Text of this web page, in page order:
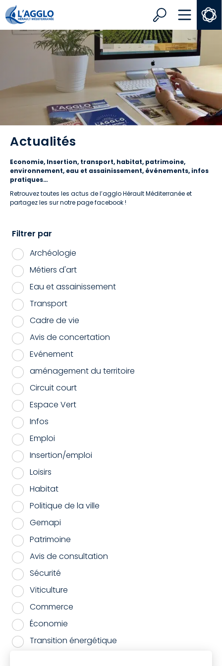
Search MENU
Actualités
Economie, Insertion, transport, habitat, patrimoine,
environnement, eau et assainissement, événements, infos
pratiques…
Retrouvez toutes les actus de l’agglo Hérault Méditerranée et
partagez les sur notre page facebook !
Filtrer par
Archéologie
Métiers d'art
Eau et assainissement
Transport
Cadre de vie
Avis de concertation
Evénement
aménagement du territoire
Circuit court
Espace Vert
Infos
Emploi
Insertion/emploi
Loisirs
Habitat
Politique de la ville
Gemapi
Patrimoine
Avis de consultation
Sécurité
Viticulture
Commerce
Économie
Transition énergétique